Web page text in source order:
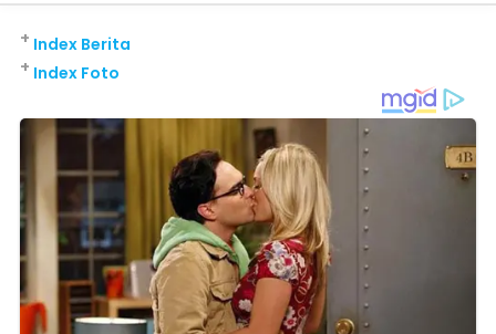
Index Berita
+
Index Foto
+